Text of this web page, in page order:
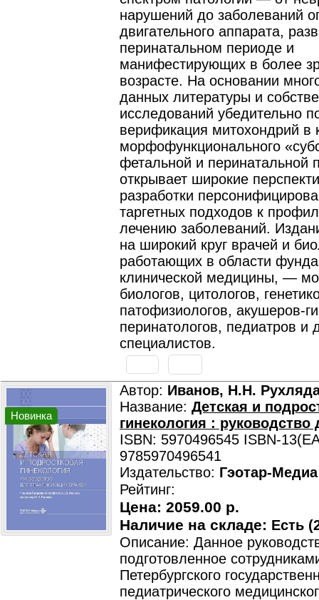
нарушений до заболеваний
двигательного аппарата,
перинатальном периоде и
манифестирующих в более
возрасте. На основании
данных литературы и
исследований убедительно
верификация митохондрий в
морфофункционального
фетальной и перинатальной
открывает широкие
разработки
таргетных подходов к
лечению заболеваний.
на широкий круг врачей и
работающих в области
клинической медицины, —
биологов, цитологов,
патофизиологов, акушеров-
перинатологов, педиатров и
специалистов.
Новинка
Автор: Иванов, Н.Н.
Название: Детская и
гинекология : руководство
ISBN: 5970496545 ISBN-
9785970496541
Издательство: Гэотар-Медиа
Рейтинг:
Цена: 2059.00 р.
Наличие на складе: Есть
Описание: Данное
подготовленное
Петербургского
педиатрического